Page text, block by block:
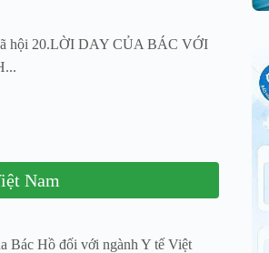
hội 20.LỜI DAY CỦA BÁC VỚI
Nam
Hồ đối với ngành Y tế Việt